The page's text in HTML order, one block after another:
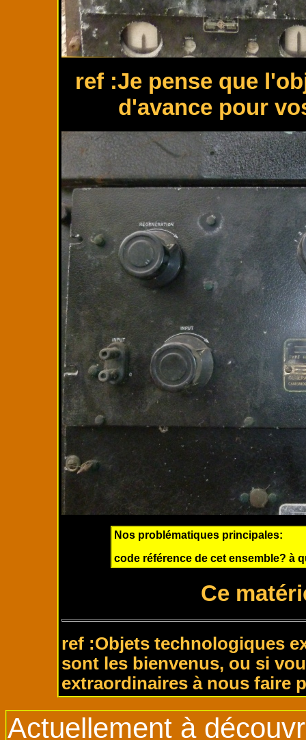
ref :Je pense que
d'avance pour
Nos problématiques principales:
code référence de cet ensemble? à
Ce
ref :Objets technologiques
sont les bienvenus, ou si
extraordinaires à nous faire
Actuellement à